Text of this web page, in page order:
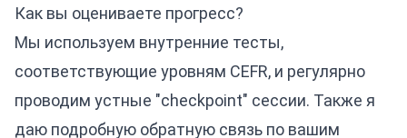
Как вы оцениваете прогресс?
Мы используем внутренние тесты,
соответствующие уровням CEFR, и регулярно
проводим устные "checkpoint" сессии. Также я
даю подробную обратную связь по вашим